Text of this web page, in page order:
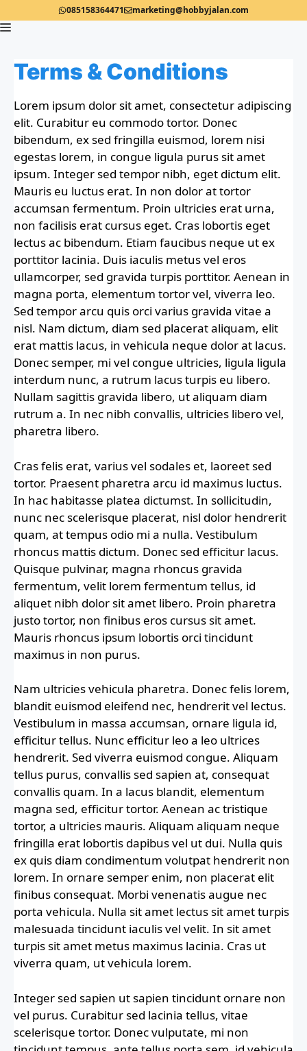
ke
085158364471 marketing@hobbyjalan.com
Terms & Conditions
Lorem ipsum dolor sit amet, consectetur adipiscing
elit. Curabitur eu commodo tortor. Donec
bibendum, ex sed fringilla euismod, lorem nisi
egestas lorem, in congue ligula purus sit amet
ipsum. Integer sed tempor nibh, eget dictum elit.
Mauris eu luctus erat. In non dolor at tortor
accumsan fermentum. Proin ultricies erat urna,
non facilisis erat cursus eget. Cras lobortis eget
lectus ac bibendum. Etiam faucibus neque ut ex
porttitor lacinia. Duis iaculis metus vel eros
ullamcorper, sed gravida turpis porttitor. Aenean in
magna porta, elementum tortor vel, viverra leo.
Sed tempor arcu quis orci varius gravida vitae a
nisl. Nam dictum, diam sed placerat aliquam, elit
erat mattis lacus, in vehicula neque dolor at lacus.
Donec semper, mi vel congue ultricies, ligula ligula
interdum nunc, a rutrum lacus turpis eu libero.
Nullam sagittis gravida libero, ut aliquam diam
rutrum a. In nec nibh convallis, ultricies libero vel,
pharetra libero.
Cras felis erat, varius vel sodales et, laoreet sed
tortor. Praesent pharetra arcu id maximus luctus.
In hac habitasse platea dictumst. In sollicitudin,
nunc nec scelerisque placerat, nisl dolor hendrerit
quam, at tempus odio mi a nulla. Vestibulum
rhoncus mattis dictum. Donec sed efficitur lacus.
Quisque pulvinar, magna rhoncus gravida
fermentum, velit lorem fermentum tellus, id
aliquet nibh dolor sit amet libero. Proin pharetra
justo tortor, non finibus eros cursus sit amet.
Mauris rhoncus ipsum lobortis orci tincidunt
maximus in non purus.
Nam ultricies vehicula pharetra. Donec felis lorem,
blandit euismod eleifend nec, hendrerit vel lectus.
Vestibulum in massa accumsan, ornare ligula id,
efficitur tellus. Nunc efficitur leo a leo ultrices
hendrerit. Sed viverra euismod congue. Aliquam
tellus purus, convallis sed sapien at, consequat
convallis quam. In a lacus blandit, elementum
magna sed, efficitur tortor. Aenean ac tristique
tortor, a ultricies mauris. Aliquam aliquam neque
fringilla erat lobortis dapibus vel ut dui. Nulla quis
ex quis diam condimentum volutpat hendrerit non
lorem. In ornare semper enim, non placerat elit
finibus consequat. Morbi venenatis augue nec
porta vehicula. Nulla sit amet lectus sit amet turpis
malesuada tincidunt iaculis vel velit. In sit amet
turpis sit amet metus maximus lacinia. Cras ut
viverra quam, ut vehicula lorem.
Integer sed sapien ut sapien tincidunt ornare non
vel purus. Curabitur sed lacinia tellus, vitae
scelerisque tortor. Donec vulputate, mi non